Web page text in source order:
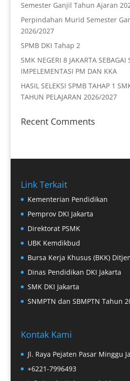
Semester Ganjil Tahun Ajaran
Perpindahan Murid Semester
2026/2027
SPMB DKI Tahap 2
SMK NEGERI 8 JAKARTA SEBAGAI
IMPELEMENTASI PM DAN KKA
HASIL SELEKSI SPMB TAHAP 1
TAHUN PELAJARAN 2026/2027
Recent Comments
Link Terkait
Kementerian Pendidikan
Pemprov DKI Jakarta
Direktorat PSMK
UBK Kemdikbud
Bursa Kerja Khusus (BKK)
Dinas Pendidikan DKI Jakarta
SMK DKI Jakarta
SNMPTN dan SBMPTN Tahun
Kontak Kami
Jl. Raya Pejaten Pasar Minggu
+6221-7996493